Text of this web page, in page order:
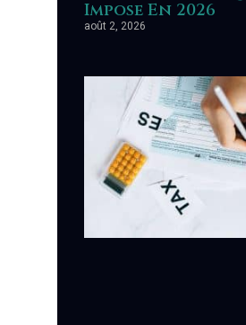
Impose En 2026
août 2, 2026